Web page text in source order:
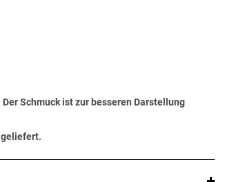
Schmuck ist zur besseren Darstellung
geliefert.